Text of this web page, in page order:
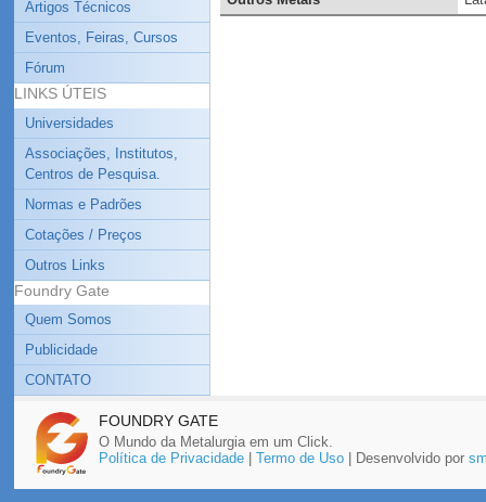
Artigos Técnicos
Eventos, Feiras, Cursos
Fórum
LINKS ÚTEIS
Universidades
Associações, Institutos,
Centros de Pesquisa.
Normas e Padrões
Cotações / Preços
Outros Links
Foundry Gate
Quem Somos
Publicidade
CONTATO
FOUNDRY GATE
O Mundo da Metalurgia em um Click.
Política de Privacidade| Termo de Uso| Desenvolvido por